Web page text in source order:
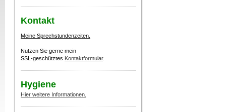
Kontakt
Meine Sprechstundenzeiten.
Nutzen Sie gerne mein
SSL-geschütztes Kontaktformular.
Hygiene
Hier weitere Informationen.